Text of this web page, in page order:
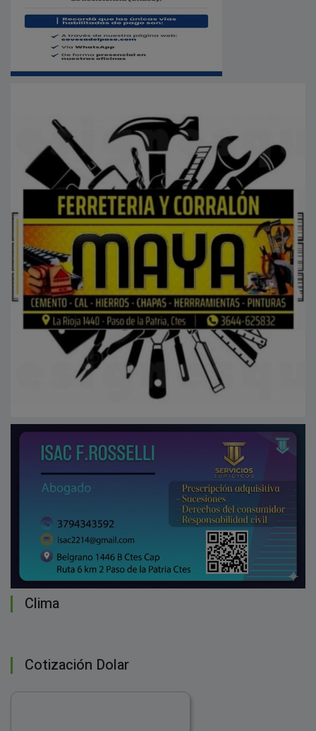
Clima
Cotización Dolar